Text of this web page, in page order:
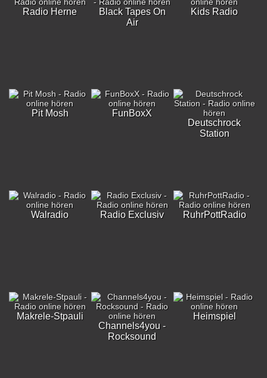
Radio Herne
Black Tapes On
Air
Kids Radio
Pit Mosh
FunBoxX
Deutschrock
Station
Walradio Radio Exclusiv RuhrPottRadio
Makrele-Stpauli
Channels4you -
Rocksound
Heimspiel